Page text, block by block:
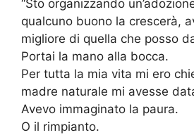
“Sto organizzando
qualcuno buono la crescerà,
migliore di quella che posso
Portai la mano alla bocca.
Per tutta la mia vita mi ero
madre naturale mi avesse
Avevo immaginato la paura.
O il rimpianto.